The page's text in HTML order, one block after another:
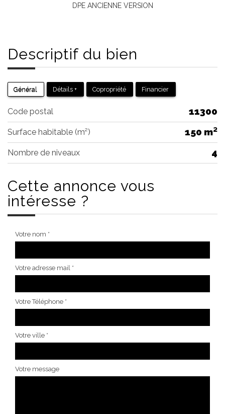
DPE ANCIENNE VERSION
Descriptif du bien
Général Détails + Copropriété Financier
Code postal 11300
Surface habitable (m²) 150 m²
Nombre de niveaux 4
Cette annonce vous
intéresse ?
Votre nom *
Votre adresse mail *
Votre Téléphone *
Votre ville *
Votre message